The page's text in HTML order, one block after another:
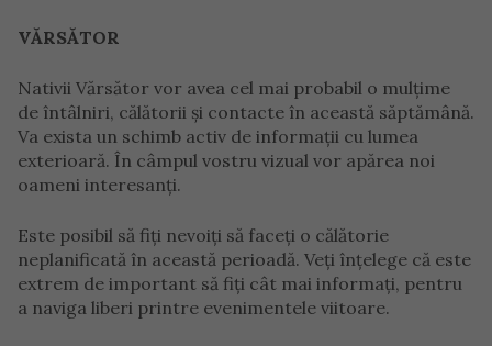
VĂRSĂTOR
Nativii Vărsător vor avea cel mai probabil o mulțime
de întâlniri, călătorii și contacte în această săptămână.
Va exista un schimb activ de informații cu lumea
exterioară. În câmpul vostru vizual vor apărea noi
oameni interesanți.
Este posibil să fiți nevoiți să faceți o călătorie
neplanificată în această perioadă. Veți înțelege că este
extrem de important să fiți cât mai informați, pentru
a naviga liberi printre evenimentele viitoare.